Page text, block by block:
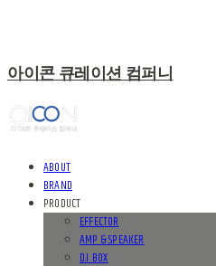
아이콘 큐레이션 컴퍼니
ABOUT
BRAND
PRODUCT
EFFECTOR
AMP & SPEAKER
D.I. BOX